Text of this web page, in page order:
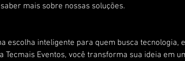
mais sobre nossas soluções.
escolha inteligente para quem busca tecnologia,
Tecmais Eventos, você transforma sua ideia em